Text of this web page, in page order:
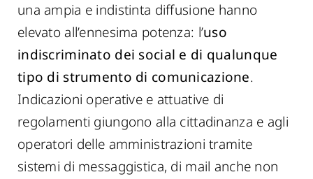
una ampia e indistinta diffusione hanno
elevato all’ennesima potenza: l’uso
indiscriminato dei social e di qualunque
tipo di strumento di comunicazione.
Indicazioni operative e attuative di
regolamenti giungono alla cittadinanza e agli
operatori delle amministrazioni tramite
sistemi di messaggistica, di mail anche non